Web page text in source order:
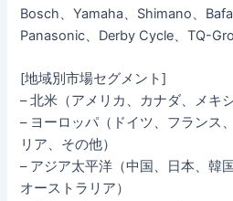
Bosch、Yamaha、Shimano、
Panasonic、Derby Cycle、TQ-
[地域別市場セグメント]
– 北米（アメリカ、カナダ、メキシ
– ヨーロッパ（ドイツ、フランス
リア、その他）
– アジア太平洋（中国、日本、韓
オーストラリア）